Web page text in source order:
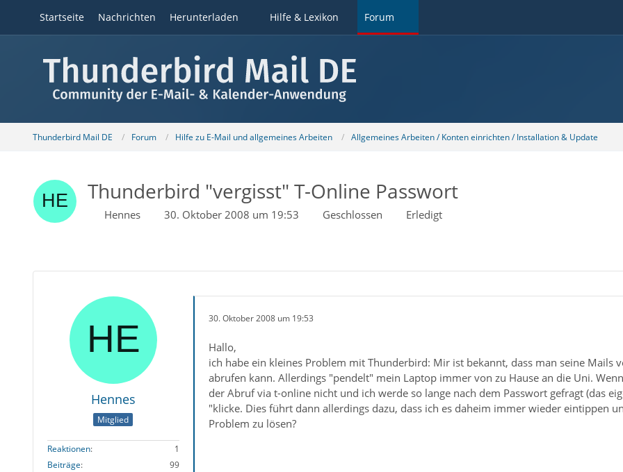
Startseite Nachrichten Herunterladen Hilfe & Lexikon Forum
Thunderbird Mail DE Forum Hilfe zu E-Mail und allgemeines Arbeiten Allgemeines Arbeiten / Konten einrichten / Installation & Update
Thunderbird "vergisst" T-Online Passwort
Hennes 30. Oktober 2008 um 19:53 Geschlossen Erledigt
Hennes
Mitglied
Reaktionen
1
Beiträge
99
30. Oktober 2008 um 19:53
Hallo,
ich habe ein kleines Problem mit Thunderbird: Mir ist bekannt, dass man seine
abrufen kann. Allerdings "pendelt" mein Laptop immer von zu Hause an die Uni.
der Abruf via t-online nicht und ich werde so lange nach dem Passwort gefragt (das
"klicke. Dies führt dann allerdings dazu, dass ich es daheim immer wieder eintippen
Problem zu lösen?